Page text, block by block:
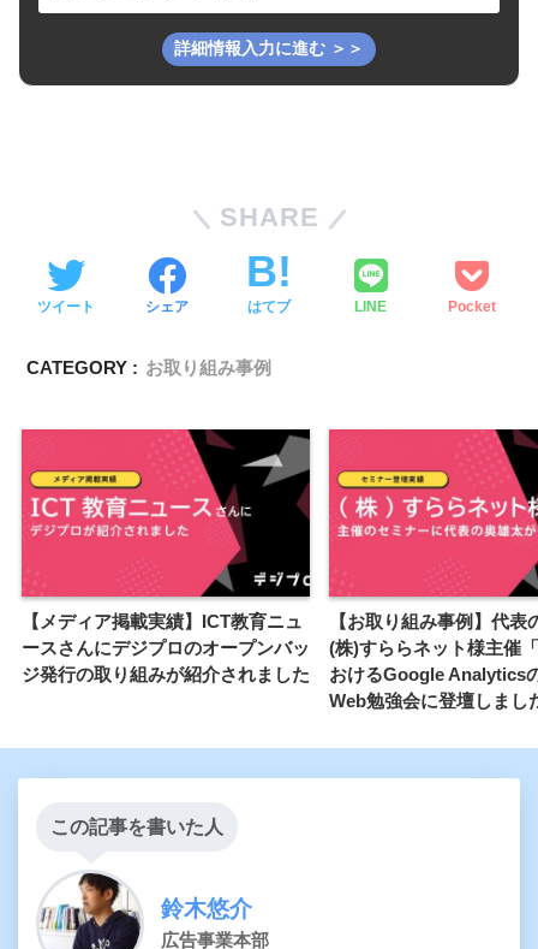
SHARE
ツイート シェア はてブ LINE Pocket
CATEGORY : お取り組み事例
【メディア掲載実績】ICT教育ニュ
ースさんにデジプロのオープンバッ
ジ発行の取り組みが紹介されました
【お取り組み事例】代表
(株)すららネット様主催
おけるGoogle Analytics
Web勉強会に登壇しまし
この記事を書いた人
鈴木悠介
広告事業本部